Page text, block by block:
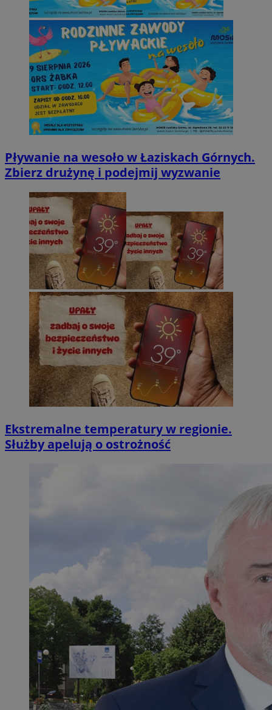
Pływanie na wesoło w Łaziskach Górnych.
Zbierz drużynę i podejmij wyzwanie
Ekstremalne temperatury w regionie.
Służby apelują o ostrożność